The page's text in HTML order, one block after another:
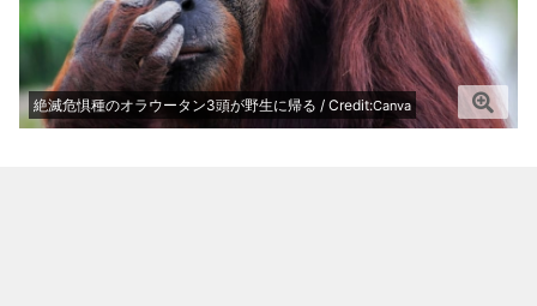
絶滅危惧種のオラウータン3頭が野生に帰る / Credit:Canva